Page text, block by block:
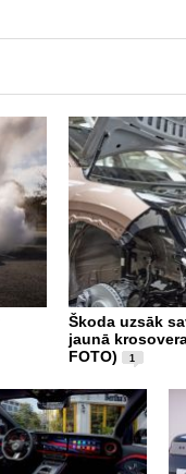
Škoda uzsāk
jaunā
FOTO)
1